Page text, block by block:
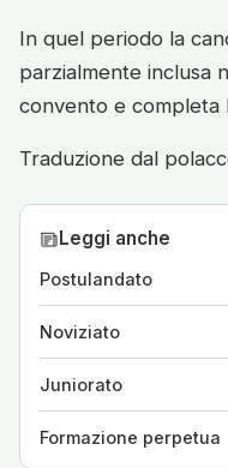
In quel periodo la
parzialmente inclusa
convento e completa
Traduzione dal
Leggi anche
Postulandato
Noviziato
Juniorato
Formazione perpetua